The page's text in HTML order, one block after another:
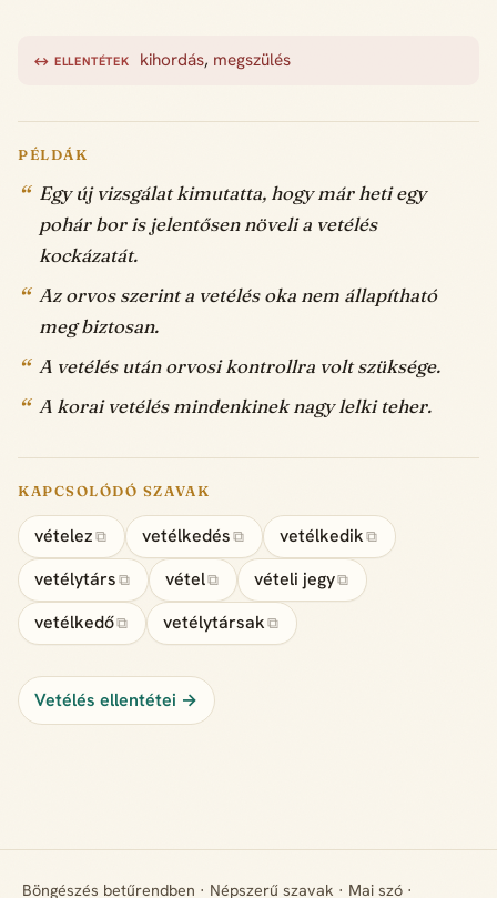
↔ ELLENTÉTEK kihordás, megszülés
PÉLDÁK
Egy új vizsgálat kimutatta, hogy már heti egy
pohár bor is jelentősen növeli a vetélés
kockázatát.
Az orvos szerint a vetélés oka nem állapítható
meg biztosan.
A vetélés után orvosi kontrollra volt szüksége.
A korai vetélés mindenkinek nagy lelki teher.
KAPCSOLÓDÓ SZAVAK
vételez ⧉ vetélkedés ⧉ vetélkedik ⧉
vetélytárs ⧉ vétel⧉ vételi jegy⧉
vetélkedő⧉ vetélytársak ⧉
Vetélés ellentétei →
Böngészés betűrendben · Népszerű szavak · Mai szó ·